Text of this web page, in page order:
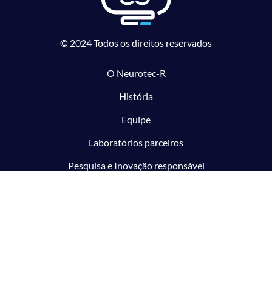
© 2024 Todos os direitos reservados
O Neurotec-R
História
Equipe
Laboratórios parceiros
Pesquisa e Inovação responsável